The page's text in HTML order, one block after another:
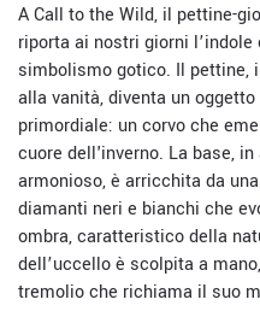
A Call to the Wild, il pettine-
riporta ai nostri giorni
simbolismo gotico. Il pettine,
alla vanità, diventa un
primordiale: un corvo che
cuore dell'inverno. La base,
armonioso, è arricchita da
diamanti neri e bianchi che
ombra, caratteristico della
dell’uccello è scolpita a
tremolio che richiama il suo